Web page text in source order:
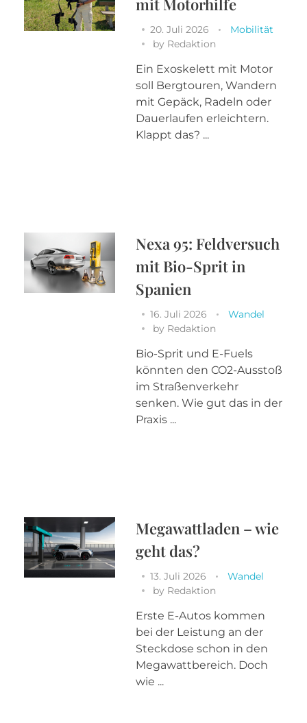
20. Juli 2026
Mobilität
by Redaktion
Ein Exoskelett mit Motor
soll Bergtouren, Wandern
mit Gepäck, Radeln oder
Dauerlaufen erleichtern.
Klappt das? ...
Nexa 95: Feldversuch
mit Bio-Sprit in
Spanien
16. Juli 2026
Wandel
by Redaktion
Bio-Sprit und E-Fuels
könnten den CO2-Ausstoß
im Straßenverkehr
senken. Wie gut das in der
Praxis ...
Megawattladen – wie
geht das?
13. Juli 2026
Wandel
by Redaktion
Erste E-Autos kommen
bei der Leistung an der
Steckdose schon in den
Megawattbereich. Doch
wie ...